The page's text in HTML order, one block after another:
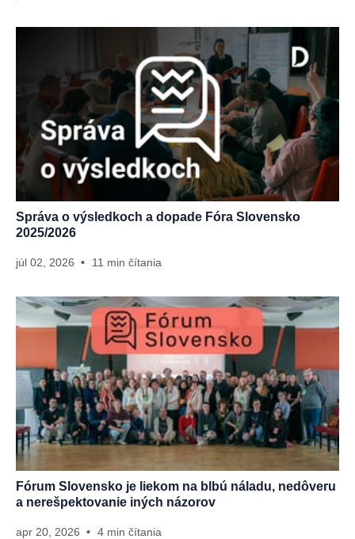
Správa o výsledkoch a dopade Fóra Slovensko
2025/2026
júl 02, 2026 11 min čítania
Fórum Slovensko je liekom na blbú náladu, nedôveru
a nerešpektovanie iných názorov
apr 20, 2026 4 min čítania